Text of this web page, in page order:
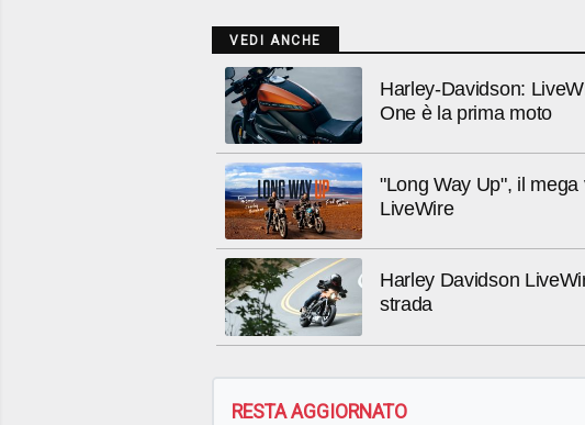
VEDI ANCHE
Harley-Davidson:
One è la prima moto
"Long Way Up", il
LiveWire
Harley Davidson
strada
RESTA AGGIORNATO